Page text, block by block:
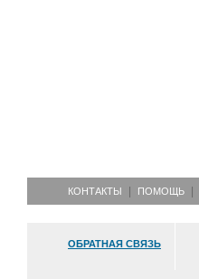
КОНТАКТЫ ПОМОЩЬ
ОБРАТНАЯ СВЯЗЬ